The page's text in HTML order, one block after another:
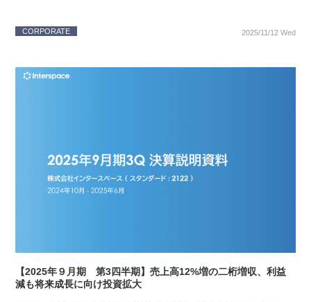
CORPORATE 2025/11/12 Wed
【2025年９月期 第3四半期】売上高12%増の二桁増収、利益
減も将来成長に向け投資拡大